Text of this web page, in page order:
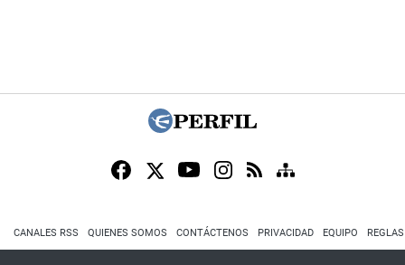
CANALES RSS QUIENES SOMOS CONTÁCTENOS PRIVACIDAD EQUIPO